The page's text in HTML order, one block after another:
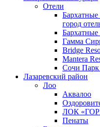
Отели
Бархатные
город
Гамма
Bridge
Mantera
Сочи Парк
Лазаревский район
Лоо
Аквалоо
ЛОК
Пенаты